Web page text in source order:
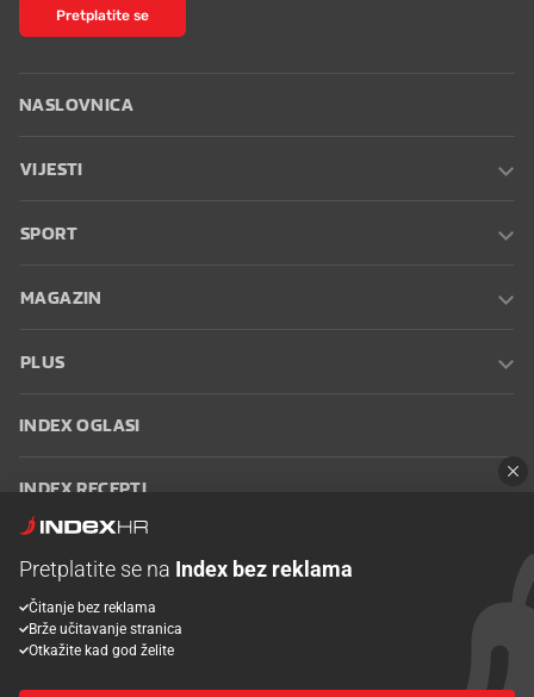
Pretplatite se
NASLOVNICA
VIJESTI
SPORT
MAGAZIN
PLUS
INDEX OGLASI
INDEX RECEPTI
Oglašavanje Zaposli se na Indexu
korištenja
Postavke kolačića
Pretplatite se na Index bez reklama
Čitanje bez reklama
Brže učitavanje stranica
Otkažite kad god želite